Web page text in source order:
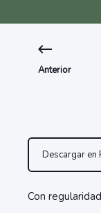
Anterior
Descargar en
Con